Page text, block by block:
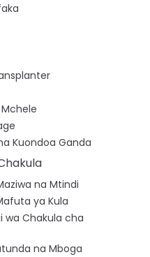
Kuondoa Ganda
na Mtindi
ya Kula
wa Chakula cha
na Mboga